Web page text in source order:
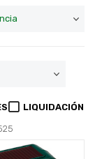
LIQUIDACIÓN